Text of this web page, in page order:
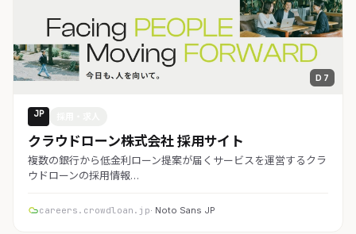
D 7
JP
クラウドローン株式会社 採用サイト
複数の銀行から低金利ローン提案が届くサービスを運営するクラ
ウドローンの採用情報…
careers.crowdloan.jp· Noto Sans JP